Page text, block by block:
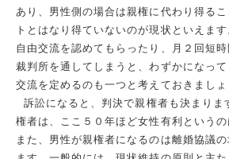
あり、男性側の場合は親権に代わり得る
トとはなり得ていないのが現状といえます
自由交流を認めてもらったり、月２回短
裁判所を通してしまうと、わずかになっ
交流を定めるのも一つと考えておきましょ
訴訟になると、判決で親権者も決まりま
権者は、ここ５０年ほど女性有利というの
また、男性が親権者になるのは離婚協議